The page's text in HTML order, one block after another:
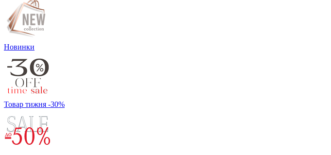
Новинки
Товар тижня -30%